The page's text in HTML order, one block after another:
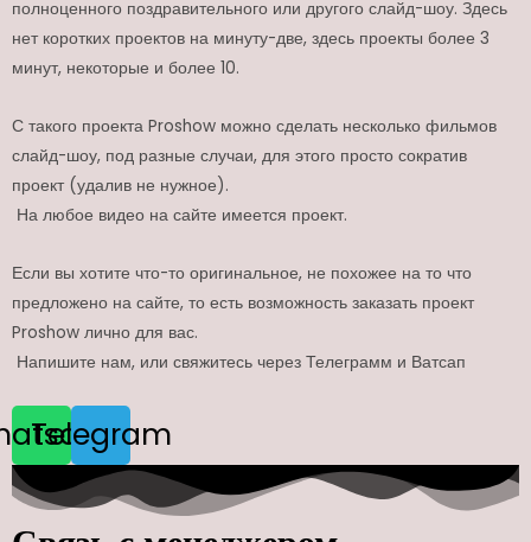
полноценного поздравительного или другого слайд-шоу. Здесь
нет коротких проектов на минуту-две, здесь проекты более 3
минут, некоторые и более 10.
С такого проекта Proshow можно сделать несколько фильмов
слайд-шоу, под разные случаи, для этого просто сократив
проект (удалив не нужное).
На любое видео на сайте имеется проект.
Если вы хотите что-то оригинальное, не похожее на то что
предложено на сайте, то есть возможность заказать проект
Proshow лично для вас.
Напишите нам, или свяжитесь через Телеграмм и Ватсап
Telegram